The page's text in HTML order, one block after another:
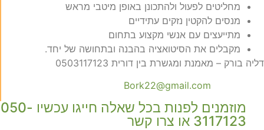
מחליטים לפעול ולהתכונן באופן מיטבי מראש
מנסים להקטין נזקים עתידיים
מתייעצים עם אנשי מקצוע בתחום
מקבלים את הסיטואציה בהבנה ובתחושה של יחד.
בורק – מאמנת ומגשרת בין דורית 0503117123
Bork22@gmail.com
מוזמנים לפנות בכל שאלה חייגו עכשיו 050-
3117123 או צרו קשר